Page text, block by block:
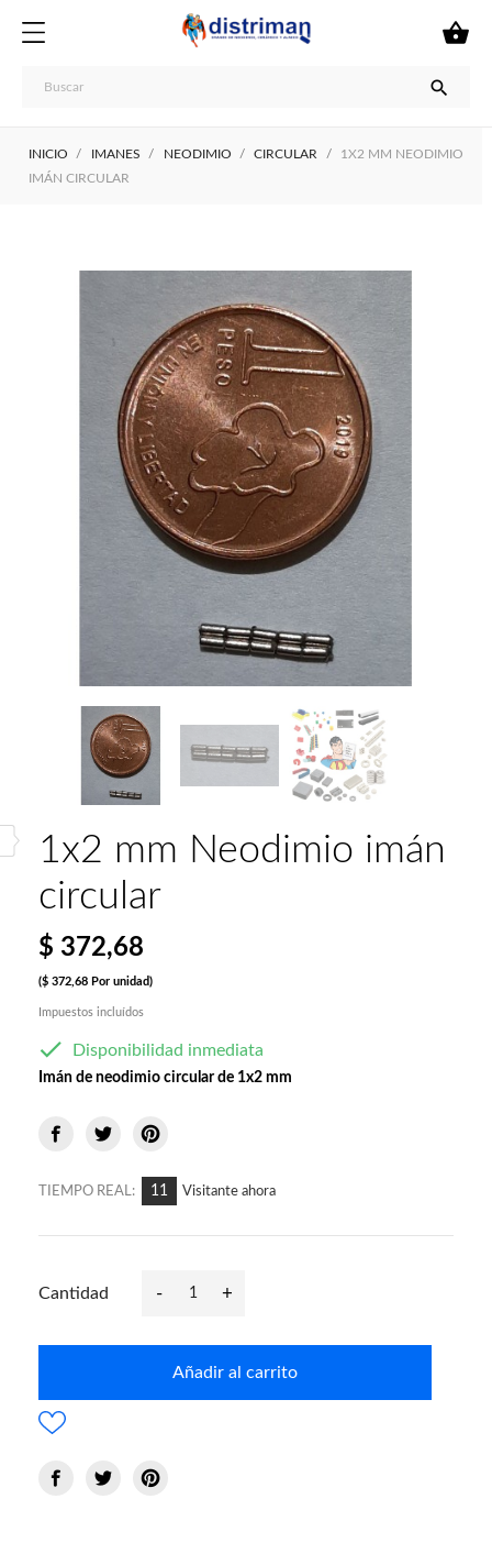


INICIO IMANES NEODIMIO CIRCULAR
1X2 MM NEODIMIO
IMÁN CIRCULAR
1x2 mm Neodimio imán
circular
$ 372,68
($ 372,68 Por unidad)
Impuestos incluídos
 Disponibilidad inmediata
Imán de neodimio circular de 1x2 mm
TIEMPO REAL: 11 Visitante ahora
Cantidad - +
Añadir al carrito